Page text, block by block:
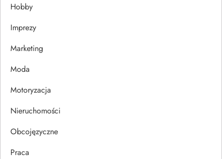
a
w
p
u
Hobby
Imprezy
Marketing
Moda
Motoryzacja
Nieruchomości
Obcojęzyczne
Praca